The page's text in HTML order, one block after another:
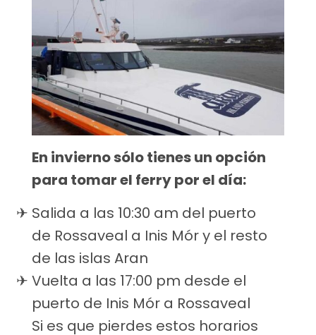
En invierno sólo tienes un opción
para tomar el ferry por el día:
Salida a las 10:30 am del puerto
de Rossaveal a Inis Mór y el resto
de las islas Aran
Vuelta a las 17:00 pm desde el
puerto de Inis Mór a Rossaveal
Si es que pierdes estos horarios